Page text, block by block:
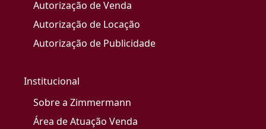
Autorização de Venda
Autorização de Locação
Autorização de Publicidade
Institucional
Sobre a Zimmermann
Área de Atuação Venda